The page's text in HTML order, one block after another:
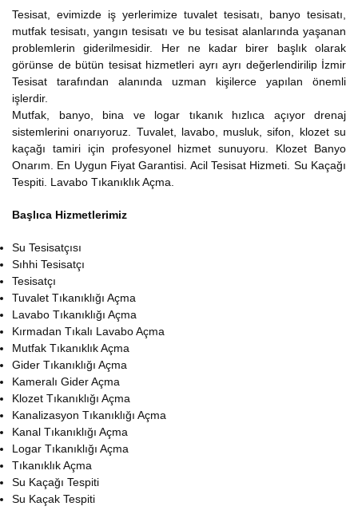
Tesisat, evimizde iş yerlerimize tuvalet tesisatı, banyo tesisatı,
mutfak tesisatı, yangın tesisatı ve bu tesisat alanlarında yaşanan
problemlerin giderilmesidir. Her ne kadar birer başlık olarak
görünse de bütün tesisat hizmetleri ayrı ayrı değerlendirilip İzmir
Tesisat tarafından alanında uzman kişilerce yapılan önemli
işlerdir.
Mutfak, banyo, bina ve logar tıkanık hızlıca açıyor drenaj
sistemlerini onarıyoruz. Tuvalet, lavabo, musluk, sifon, klozet su
kaçağı tamiri için profesyonel hizmet sunuyoru. Klozet Banyo
Onarım. En Uygun Fiyat Garantisi. Acil Tesisat Hizmeti. Su Kaçağı
Tespiti. Lavabo Tıkanıklık Açma.
Başlıca Hizmetlerimiz
Su Tesisatçısı
Sıhhi Tesisatçı
Tesisatçı
Tuvalet Tıkanıklığı Açma
Lavabo Tıkanıklığı Açma
Kırmadan Tıkalı Lavabo Açma
Mutfak Tıkanıklık Açma
Gider Tıkanıklığı Açma
Kameralı Gider Açma
Klozet Tıkanıklığı Açma
Kanalizasyon Tıkanıklığı Açma
Kanal Tıkanıklığı Açma
Logar Tıkanıklığı Açma
Tıkanıklık Açma
Su Kaçağı Tespiti
Su Kaçak Tespiti